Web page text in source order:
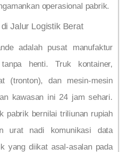
operasional pabrik.
Jalur Logistik Berat
adalah pusat manufaktur
henti. Truk kontainer,
(tronton), dan mesin-mesin
kawasan ini 24 jam sehari.
pabrik bernilai triliunan rupiah
urat nadi komunikasi data
yang diikat asal-asalan pada